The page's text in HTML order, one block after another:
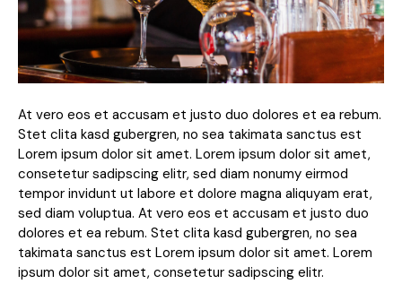
At vero eos et accusam et justo duo dolores et ea rebum.
Stet clita kasd gubergren, no sea takimata sanctus est
Lorem ipsum dolor sit amet. Lorem ipsum dolor sit amet,
consetetur sadipscing elitr, sed diam nonumy eirmod
tempor invidunt ut labore et dolore magna aliquyam erat,
sed diam voluptua. At vero eos et accusam et justo duo
dolores et ea rebum. Stet clita kasd gubergren, no sea
takimata sanctus est Lorem ipsum dolor sit amet. Lorem
ipsum dolor sit amet, consetetur sadipscing elitr.